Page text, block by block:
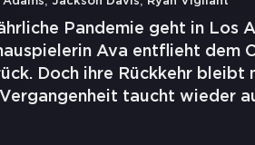
Pandemie geht in Los
Ava entflieht dem
Doch ihre Rückkehr bleibt
taucht wieder